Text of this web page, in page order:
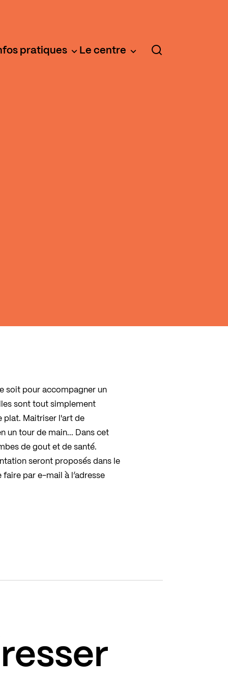
pratiques Le centre
soit pour accompagner un
sont tout simplement
plat. Maitriser l'art de
un tour de main... Dans cet
de gout et de santé.
seront proposés dans le
par e-mail à l’adresse